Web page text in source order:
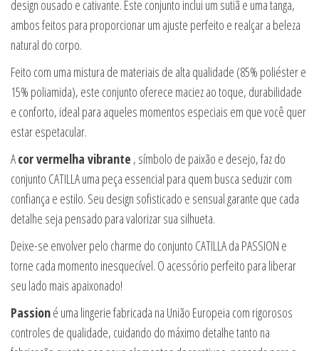
design ousado e cativante. Este conjunto inclui um sutiã e uma tanga,
ambos feitos para proporcionar um ajuste perfeito e realçar a beleza
natural do corpo.
Feito com uma mistura de materiais de alta qualidade (85% poliéster e
15% poliamida), este conjunto oferece maciez ao toque, durabilidade
e conforto, ideal para aqueles momentos especiais em que você quer
estar espetacular.
Acor vermelha vibrante , símbolo de paixão e desejo, faz do
conjunto CATILLA uma peça essencial para quem busca seduzir com
confiança e estilo. Seu design sofisticado e sensual garante que cada
detalhe seja pensado para valorizar sua silhueta.
Deixe-se envolver pelo charme do conjunto CATILLA da PASSION e
torne cada momento inesquecível. O acessório perfeito para liberar
seu lado mais apaixonado!
Passioné uma lingerie fabricada na União Europeia com rigorosos
controles de qualidade, cuidando do máximo detalhe tanto na